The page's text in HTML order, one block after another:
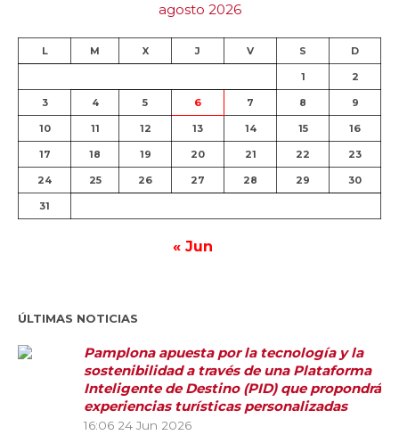
agosto 2026
L M X J V S D
1 2
3 4 5 6 7 8 9
10 11 12 13 14 15 16
17 18 19 20 21 22 23
24 25 26 27 28 29 30
31
« Jun
ÚLTIMAS NOTICIAS
Pamplona apuesta por la tecnología y la
sostenibilidad a través de una Plataforma
Inteligente de Destino (PID) que propondrá
experiencias turísticas personalizadas
16:06 24 Jun 2026